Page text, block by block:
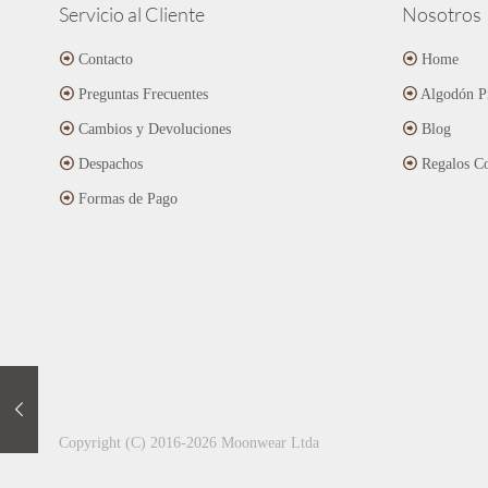
opciones
elegir
Servicio al Cliente
Contacto
Preguntas Frecuentes
Cambios y Devoluciones
Despachos
Formas de Pago
Nosotros
Home
Algodón
Blog
Regalos
Copyright (C) 2016-2026 Moonwear Ltda